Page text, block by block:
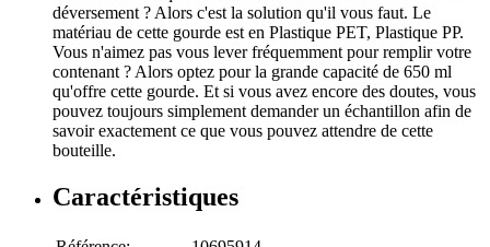
déversement ? Alors c'est la solution qu'il vous faut. Le
matériau de cette gourde est en Plastique PET, Plastique PP.
Vous n'aimez pas vous lever fréquemment pour remplir votre
contenant ? Alors optez pour la grande capacité de 650 ml
qu'offre cette gourde. Et si vous avez encore des doutes, vous
pouvez toujours simplement demander un échantillon afin de
savoir exactement ce que vous pouvez attendre de cette
bouteille.
Caractéristiques